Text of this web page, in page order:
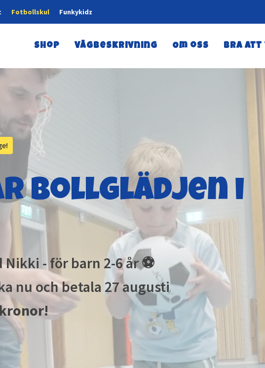
Fotbollskul Funkykidz
Shop Vägbeskrivning Om oss Bra att
bollglädjen i
- för barn 2-6 år ⚽
nu och betala 27 augusti
kronor!